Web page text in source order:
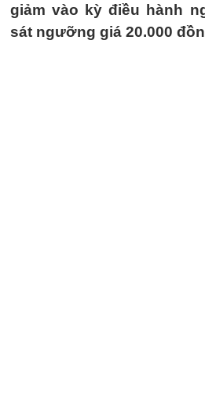
giảm vào kỳ điều hành
sát ngưỡng giá 20.000